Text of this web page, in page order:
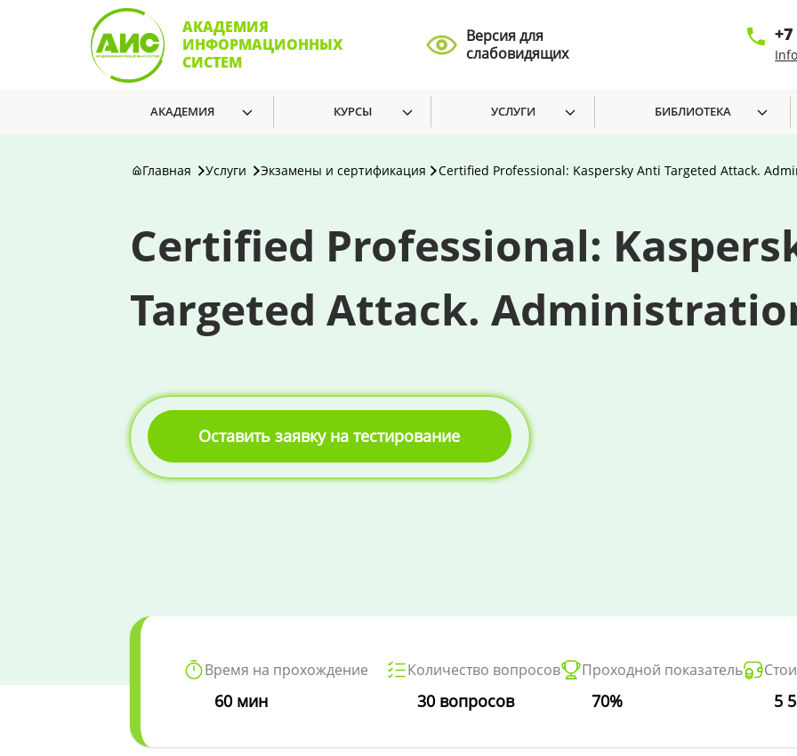
АКАДЕМИЯ
ИНФОРМАЦИОННЫХ
СИСТЕМ
Версия для
слабовидящих
АКАДЕМИЯ КУРСЫ УСЛУГИ БИБЛИОТЕКА
Главная Услуги Экзамены и сертификация Certified Professional: Kaspersky Anti Targeted Attack.
Certified Professional:
Targeted Attack.
Оставить заявку на тестирование
Время на прохождение
60 мин
Количество вопросов
30 вопросов
Проходной показатель
70% 5